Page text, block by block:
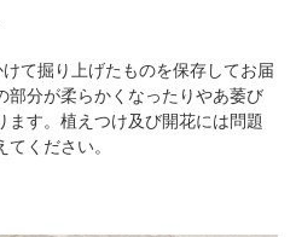
て掘り上げたものを保存してお届
部分が柔らかくなったりやあ萎び
ます。植えつけ及び開花には問題
ください。